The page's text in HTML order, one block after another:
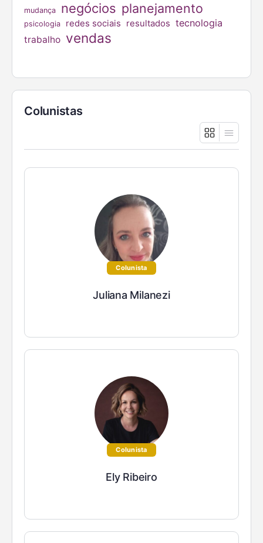
mudança negócios planejamento
psicologia redes sociais resultados tecnologia
trabalho vendas
Colunistas
Colunista
Juliana Milanezi
Colunista
Ely Ribeiro